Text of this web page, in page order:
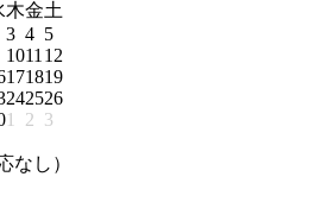
木金土
3 4 5
1011 12
171819
242526
1 2 3
なし）